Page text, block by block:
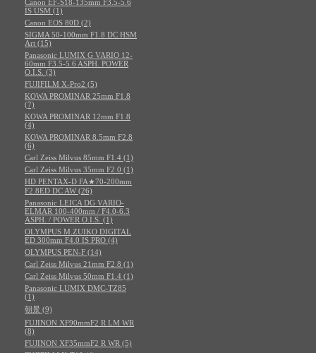
Canon EF-S18-135mm F3.5-5.6
IS USM (1)
Canon EOS 80D (2)
SIGMA 50-100mm F1.8 DC HSM
Art (15)
Panasonic LUMIX G VARIO 12-
60mm F3.5-5.6 ASPH. POWER
O.I.S. (3)
FUJIFILM X-Pro2 (5)
KOWA PROMINAR 25mm F1.8
(7)
KOWA PROMINAR 12mm F1.8
(4)
KOWA PROMINAR 8.5mm F2.8
(6)
Carl Zeiss Milvus 85mm F1.4 (1)
Carl Zeiss Milvus 35mm F2.0 (1)
HD PENTAX-D FA★70-200mm
F2.8ED DC AW (26)
Panasonic LEICA DG VARIO-
ELMAR 100-400mm / F4.0-6.3
ASPH. / POWER O.I.S. (1)
OLYMPUS M.ZUIKO DIGITAL
ED 300mm F4.0 IS PRO (4)
OLYMPUS PEN-F (14)
Carl Zeiss Milvus 21mm F2.8 (1)
Carl Zeiss Milvus 50mm F1.4 (1)
Panasonic LUMIX DMC-TZ85
(1)
朝景 (9)
FUJINON XF90mmF2 R LM WR
(8)
FUJINON XF35mmF2 R WR (5)